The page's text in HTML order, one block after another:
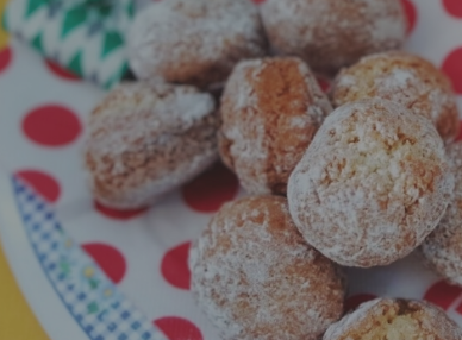
senza
Bevande e succhi di
frutta
Té e tisane biologiche
Succhi bio e bevande
vegetali